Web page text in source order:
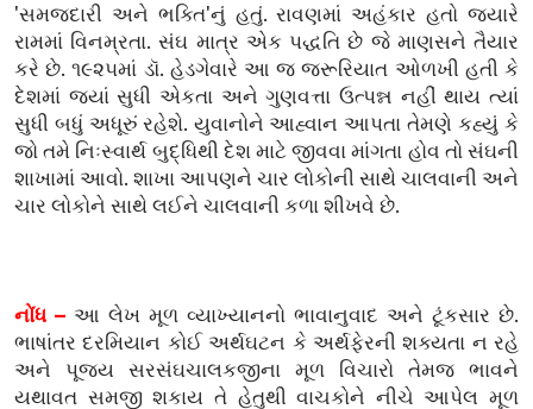
'સમજદારી અને ભક્તિ'નું હતું. રાવણમાં અહંકાર હતો જ્યારે
રામમાં વિનમ્રતા. સંઘ માત્ર એક પદ્ધતિ છે જે માણસને તૈયાર
કરે છે. ૧૯૨૫માં ડૉ. હેડગેવારે આ જ જરૂરિયાત ઓળખી હતી કે
દેશમાં જ્યાં સુધી એકતા અને ગુણવત્તા ઉત્પન્ન નહીં થાય ત્યાં
સુધી બધું અધૂરું રહેશે. યુવાનોને આહ્વાન આપતા તેમણે કહ્યું કે
જો તમે નિઃસ્વાર્થ બુદ્ધિથી દેશ માટે જીવવા માંગતા હોવ તો સંઘની
શાખામાં આવો. શાખા આપણને ચાર લોકોની સાથે ચાલવાની અને
ચાર લોકોને સાથે લઈને ચાલવાની કળા શીખવે છે.
નોંધ – આ લેખ મૂળ વ્યાખ્યાનનો ભાવાનુવાદ અને ટૂંકસાર છે.
ભાષાંતર દરમિયાન કોઈ અર્થઘટન કે અર્થફેરની શક્યતા ન રહે
અને પૂજ્ય સરસંઘચાલકજીના મૂળ વિચારો તેમજ ભાવને
યથાવત સમજી શકાય તે હેતુથી વાચકોને નીચે આપેલ મૂળ